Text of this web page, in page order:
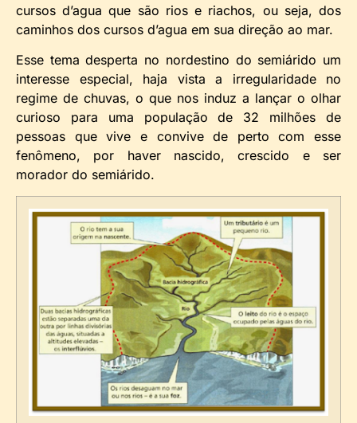
cursos d’agua que são rios e riachos, ou seja, dos
caminhos dos cursos d’agua em sua direção ao mar.
Esse tema desperta no nordestino do semiárido um
interesse especial, haja vista a irregularidade no
regime de chuvas, o que nos induz a lançar o olhar
curioso para uma população de 32 milhões de
pessoas que vive e convive de perto com esse
fenômeno, por haver nascido, crescido e ser
morador do semiárido.